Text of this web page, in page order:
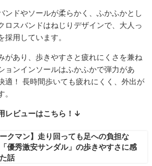
ンドやソールが柔らかく、ふかふかとし
ロスバンドはねじりデザインで、大人っ
用しています。
があり、歩きやすさと疲れにくさを兼ね
ョンインソールはふかふかで弾力があ
適！ 長時間歩いても疲れにくく、外出が
レビューはこちら！↓
ークマン】走り回っても足への負担な
優秀激安サンダル」の歩きやすさに感
話